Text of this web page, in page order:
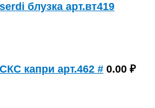
блузка арт.вт419
капри арт.462 # 0.00 ₽